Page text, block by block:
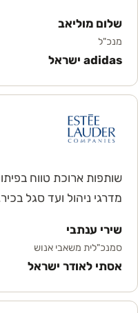
שלום מוליאב
מנכ"ל
adidas ישראל
שותפות ארוכת טווח
מדרגי ניהול ועד סגל
שירי ענתבי
סמנכ"לית משאבי אנוש
אסתי לאודר ישראל